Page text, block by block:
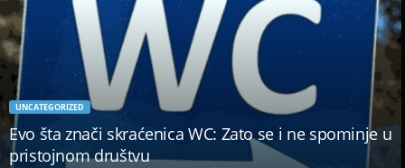
UNCATEGORIZED
Evo šta znači skraćenica WC: Zato se i ne spominje u
pristojnom društvu